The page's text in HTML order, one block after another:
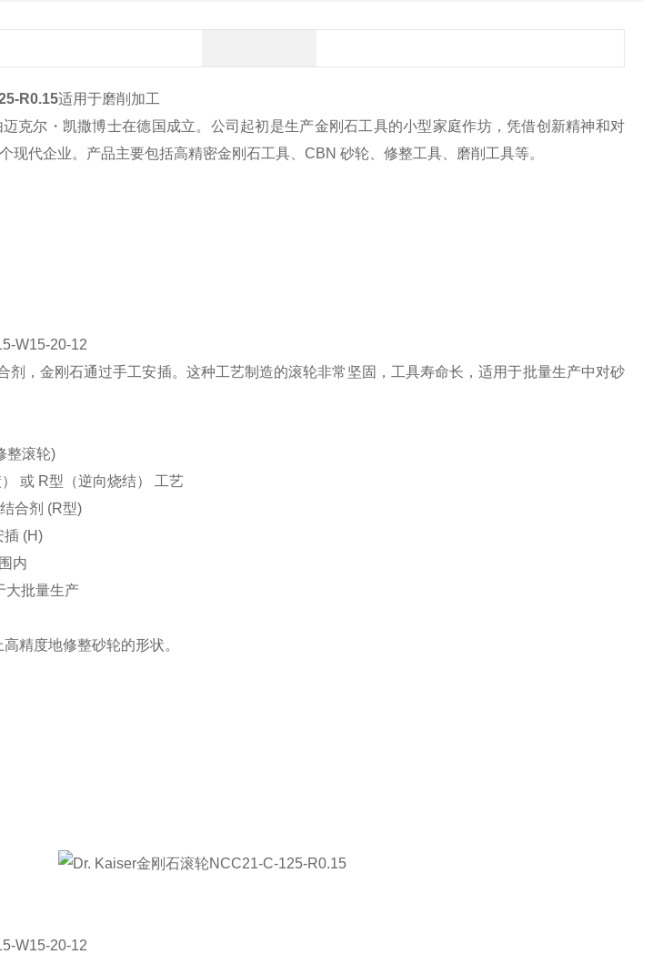
R0.15适用于磨削加工
迈克尔・凯撒博士在德国成立。公司起初是生产金刚石工具的小型家庭作坊，凭借创新精神和对
现代企业。产品主要包括高精密金刚石工具、 CBN 砂轮、修整工具、磨削工具等。
W15-20-12
剂，金刚石通过手工安插。这种工艺制造的滚轮非常坚固，工具寿命长，适用于批量生产中对砂
整滚轮)
或 R型（逆向烧结）
工艺
合剂 (R型)
插(H)
内
大批量生产
精度地修整砂轮的形状。
W15-20-12